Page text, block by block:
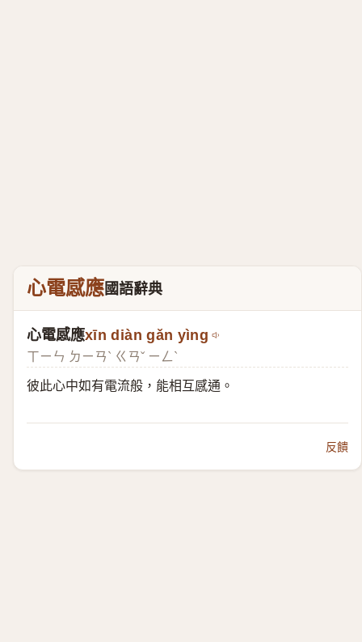
心電感應國語辭典
心電感應xīn diàn gǎn yìng
ㄒㄧㄣ ㄉㄧㄢˋ ㄍㄢˇ ㄧㄥˋ
彼此心中如有電流般，能相互感通。
反饋